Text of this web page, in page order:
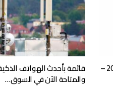
هذا هو أفضل هاتف 5G يمكنك شراؤه في مصر 2025 –
والمتاحة الآن في السوق…